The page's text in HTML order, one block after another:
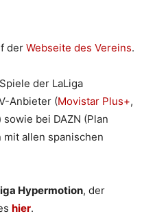
der Webseite des Vereins.
der LaLiga
Anbieter (Movistar Plus+,
sowie bei DAZN (Plan
allen spanischen
Hypermotion, der
hier.